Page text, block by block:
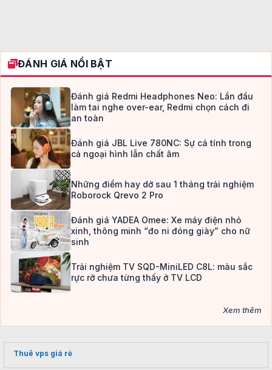
ĐÁNH GIÁ NỔI BẬT
Đánh giá Redmi Headphones Neo: Lần đầu
làm tai nghe over-ear, Redmi chọn cách đi
an toàn
Đánh giá JBL Live 780NC: Sự cá tính trong
cả ngoại hình lẫn chất âm
Những điểm hay dở sau 1 tháng trải nghiệm
Roborock Qrevo 2 Pro
Đánh giá YADEA Omee: Xe máy điện nhỏ
xinh, thông minh “đo ni đóng giày” cho nữ
sinh
Trải nghiệm TV SQD-MiniLED C8L: màu sắc
rực rỡ chưa từng thấy ở TV LCD
Xem thêm
Thuê vps giá rẻ